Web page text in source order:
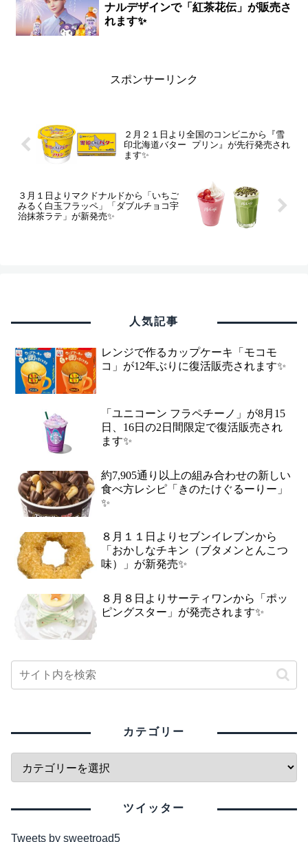
ナルデザインで「紅茶花伝」が販売さ
れます✨
スポンサーリンク
２月２１日より全国のコンビニから『雪
印北海道バター プリン』が先行発売され
ます✨
３月１日よりマクドナルドから「いちご
みるく白玉フラッペ」「ダブルチョコ宇
治抹茶ラテ」が新発売✨
人気記事
レンジで作るカップケーキ「モコモ
コ」が12年ぶりに復活販売されます✨
「ユニコーン フラペチーノ」が8月15
日、16日の2日間限定で復活販売され
ます✨
約7,905通り以上の組み合わせの新しい
食べ方レシピ「きのたけぐるーりー」
✨
８月１１日よりセブンイレブンから
「おかしなチキン（ブタメンとんこつ
味）」が新発売✨
８月８日よりサーティワンから「ポッ
ピングスター」が発売されます✨
カテゴリー
ツイッター
Tweets by sweetroad5